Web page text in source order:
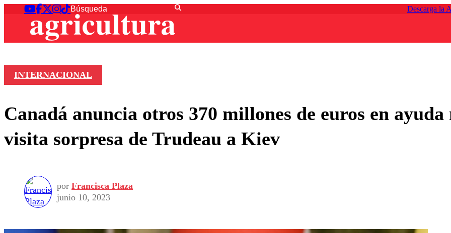
Descarga la
INTERNACIONAL
Canadá anuncia otros 370 millones de euros en
visita sorpresa de Trudeau a Kiev
por Francisca Plaza
junio 10, 2023